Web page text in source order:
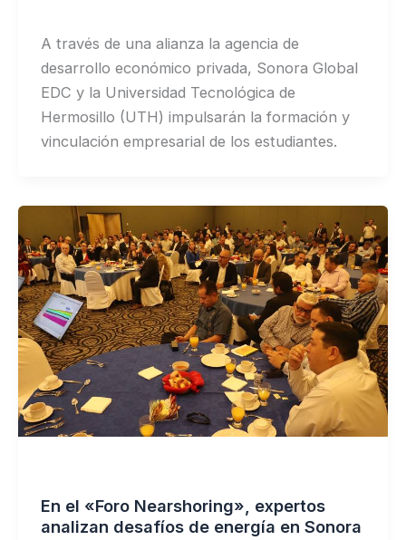
A través de una alianza la agencia de
desarrollo económico privada, Sonora Global
EDC y la Universidad Tecnológica de
Hermosillo (UTH) impulsarán la formación y
vinculación empresarial de los estudiantes.
En el «Foro Nearshoring», expertos
analizan desafíos de energía en Sonora